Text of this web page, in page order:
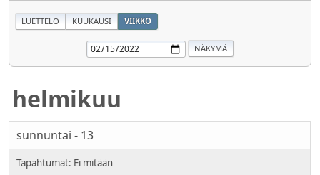
LUETTELO KUUKAUSI VIIKKO
helmikuu
sunnuntai - 13